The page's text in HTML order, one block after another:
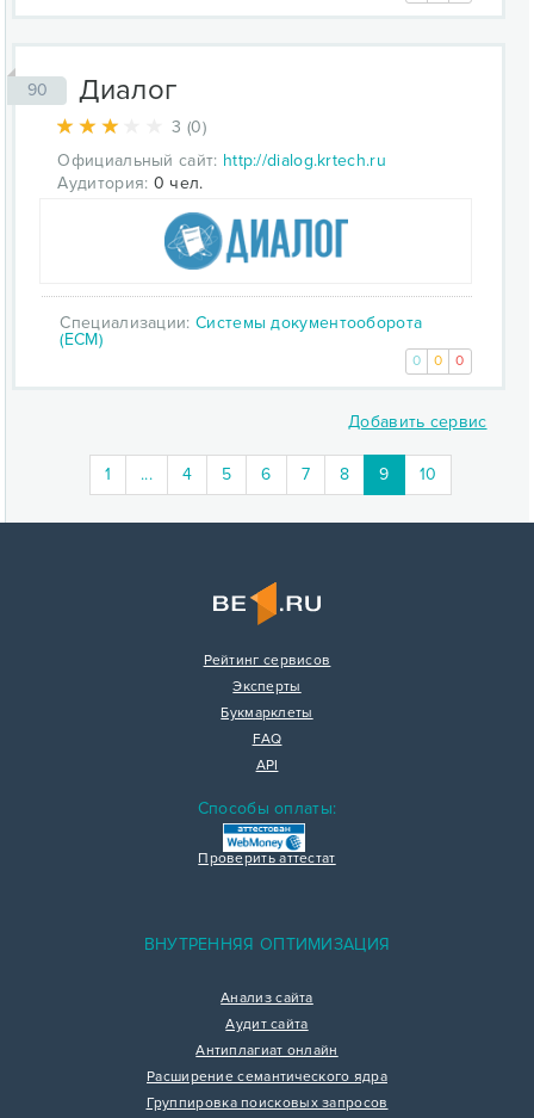
90 Диалог
3 (0)
Официальный сайт: http://dialog.krtech.ru
Аудитория: 0 чел.
Специализации: Системы документооборота
(ECM)
0 0 0
Добавить сервис
1 ... 4 5 6 7 8 9(current)
10
Рейтинг сервисов
Эксперты
Букмарклеты
FAQ
API
Способы оплаты:
Проверить аттестат
ВНУТРЕННЯЯ ОПТИМИЗАЦИЯ
Анализ сайта
Аудит сайта
Антиплагиат онлайн
Расширение семантического ядра
Группировка поисковых запросов